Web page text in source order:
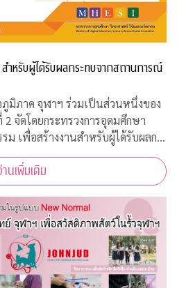
สำหรับผู้ได้รับผลกระทบจากสถานการณ์
ภูมิภาค จุฬาฯ ร่วมเป็นส่วนหนึ่งของ
2 จัดโดยกระทรวงการอุดมศึกษา
ม เพื่อสร้างงานสำหรับผู้ได้รับผลก
วิด-19 เปิดรับสมัครประชาชนทั่วไป
นเพิ่มเติม